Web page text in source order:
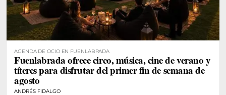
AGENDA DE OCIO EN FUENLABRADA
Fuenlabrada ofrece circo, música, cine de verano y
títeres para disfrutar del primer fin de semana de
agosto
ANDRÉS FIDALGO